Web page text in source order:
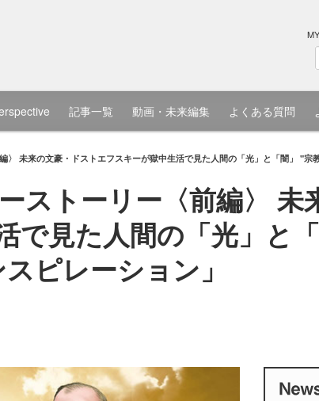
記事一覧 動画・未来編集 よくある質問
〉 未来の文豪・ドストエフスキーが獄中生活で見た人間の「光」と「闇」 "宗
ストーリー〈前編〉 未
で見た人間の「光」と
ピレーション」